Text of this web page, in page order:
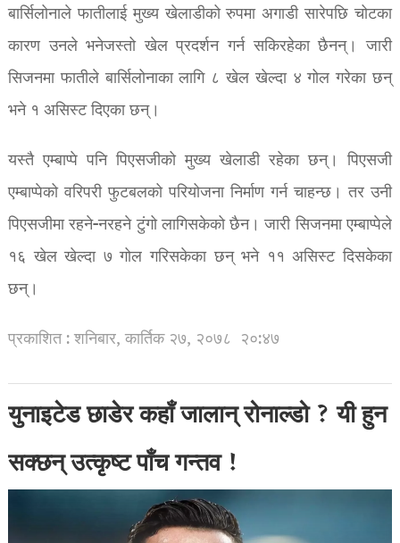
बार्सिलोनाले फातीलाई मुख्य खेलाडीको रुपमा अगाडी सारेपछि चोटका
कारण उनले भनेजस्तो खेल प्रदर्शन गर्न सकिरहेका छैनन्। जारी
सिजनमा फातीले बार्सिलोनाका लागि ८ खेल खेल्दा ४ गोल गरेका छन्
भने १ असिस्ट दिएका छन्।
यस्तै एम्बाप्पे पनि पिएसजीको मुख्य खेलाडी रहेका छन्। पिएसजी
एम्बाप्पेको वरिपरी फुटबलको परियोजना निर्माण गर्न चाहन्छ। तर उनी
पिएसजीमा रहने-नरहने टुंगो लागिसकेको छैन। जारी सिजनमा एम्बाप्पेले
१६ खेल खेल्दा ७ गोल गरिसकेका छन् भने ११ असिस्ट दिसकेका
छन्।
प्रकाशित : शनिबार, कार्तिक २७, २०७८ २०:४७
युनाइटेड छाडेर कहाँ जालान् रोनाल्डो ? यी हुन
सक्छन् उत्कृष्ट पाँच गन्तव !